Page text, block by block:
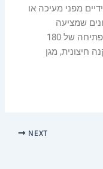
מפני מעיכה או
שמציעה
חברתנו, כגון מגן אצבעות על הצירים לפתיחה של 180
חיצונית, מגן
NEXT